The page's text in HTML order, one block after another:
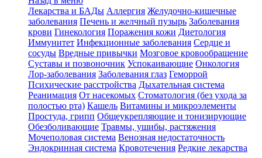
Лекарства и БАДы Аллергия Желудочно-кишечные
заболевания Печень и желчный пузырь Заболевания
крови Гинекология Поражения кожи Диетология
Иммунитет Инфекционные заболевания Сердце и
сосуды Вредные привычки Мозговое кровообращение
Суставы и позвоночник Успокаивающие Онкология
Лор-заболевания Заболевания глаз Геморрой
Психические расстройства Дыхательная система
Реанимация От насекомых Стоматология (без ухода за
полостью рта) Кашель Витамины и микроэлементы
Простуда, грипп Общеукрепляющие и тонизирующие
Обезболивающие Травмы, ушибы, растяжения
Мочеполовая система Венозная недостаточность
Эндокринная система Кровотечения Редкие лекарства